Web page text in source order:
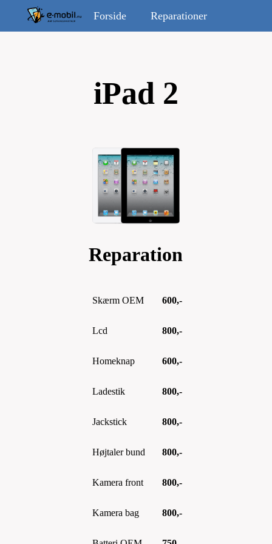
Forside Reparationer
iPad 2
Reparation
Skærm OEM 600,-
Lcd 800,-
Homeknap 600,-
Ladestik 800,-
Jackstick 800,-
Højtaler bund 800,-
Kamera front 800,-
Kamera bag 800,-